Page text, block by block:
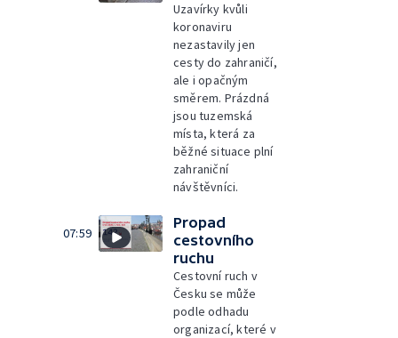
Uzavírky kvůli
koronaviru
nezastavily jen
cesty do zahraničí,
ale i opačným
směrem. Prázdná
jsou tuzemská
místa, která za
běžné situace plní
zahraniční
návštěvníci.
07:59
Propad
cestovního
ruchu
Cestovní ruch v
Česku se může
podle odhadu
organizací, které v